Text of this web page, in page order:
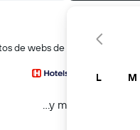
de webs de viajes a la vez
...y más
L M